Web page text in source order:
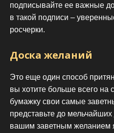
подписывайте ее важные
в такой подписи –
росчерки.
Доска желаний
Это еще один способ
вы хотите больше всего на
бумажку свои самые
представьте до
вашим заветным желанием